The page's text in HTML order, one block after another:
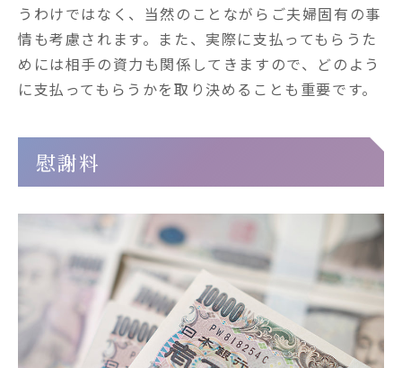
うわけではなく、当然のことながらご夫婦固有の事
情も考慮されます。また、実際に支払ってもらうた
めには相手の資力も関係してきますので、どのよう
に支払ってもらうかを取り決めることも重要です。
慰謝料